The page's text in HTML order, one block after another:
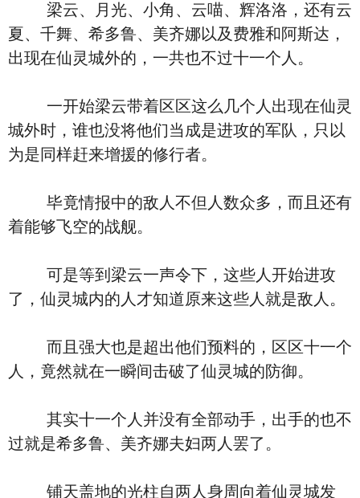
梁云、月光、小角、云喵、辉洛洛，还有云
夏、千舞、希多鲁、美齐娜以及费雅和阿斯达，
出现在仙灵城外的，一共也不过十一个人。
一开始梁云带着区区这么几个人出现在仙灵
城外时，谁也没将他们当成是进攻的军队，只以
为是同样赶来增援的修行者。
毕竟情报中的敌人不但人数众多，而且还有
着能够飞空的战舰。
可是等到梁云一声令下，这些人开始进攻
了，仙灵城内的人才知道原来这些人就是敌人。
而且强大也是超出他们预料的，区区十一个
人，竟然就在一瞬间击破了仙灵城的防御。
其实十一个人并没有全部动手，出手的也不
过就是希多鲁、美齐娜夫妇两人罢了。
铺天盖地的光柱自两人身周向着仙灵城发